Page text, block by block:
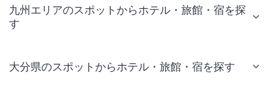
九州エリアのスポットからホテル・旅館・宿を探
す
大分県のスポットからホテル・旅館・宿を探す